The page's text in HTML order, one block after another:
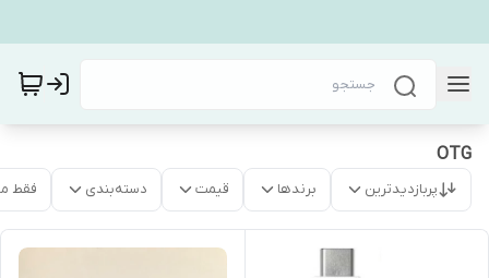
OTG
پربازدیدترین برندها قیمت دسته‌بندی فقط